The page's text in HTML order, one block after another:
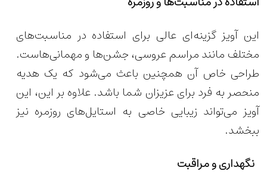
این آویز گزینه‌ای عالی برای استفاده در مناسبت‌های
مختلف مانند مراسم عروسی، جشن‌ها و مهمانی‌هاست.
طراحی خاص آن همچنین باعث می‌شود که یک هدیه
منحصر به فرد برای عزیزان شما باشد. علاوه بر این، این
آویز می‌تواند زیبایی خاصی به استایل‌های روزمره نیز
ببخشد.
نگهداری و مراقبت